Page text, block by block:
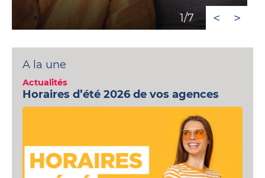
appartements
étudiants
Garage
ou
de
parking
à
ma
location
Achetez
votre
ou
place
de
parking
Néolia
< >
1/7
A la une
Actualités
Horaires d’été 2026 de vos agences